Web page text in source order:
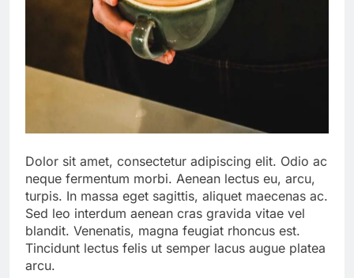
Dolor sit amet, consectetur adipiscing elit. Odio ac
neque fermentum morbi. Aenean lectus eu, arcu,
turpis. In massa eget sagittis, aliquet maecenas ac.
Sed leo interdum aenean cras gravida vitae vel
blandit. Venenatis, magna feugiat rhoncus est.
Tincidunt lectus felis ut semper lacus augue platea
arcu.